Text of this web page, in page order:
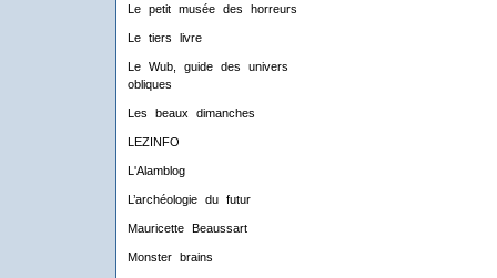
Le petit musée des horreurs
Le tiers livre
Le Wub, guide des univers
obliques
Les beaux dimanches
LEZINFO
L'Alamblog
L’archéologie du futur
Mauricette Beaussart
Monster brains